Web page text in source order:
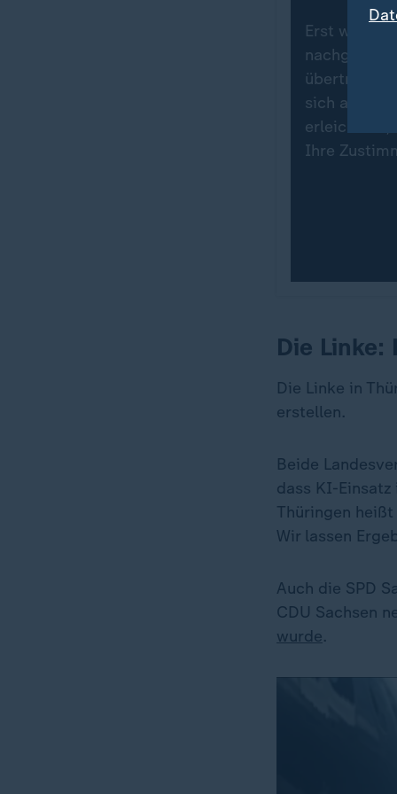
Erst wenn
übertragen.
sich auf
erleichtern,
Ihre
Die Linke:
Die Linke in
erstellen.
Beide
dass KI-
Thüringen
Wir lassen
Auch die SPD
CDU Sachsen
wurde.